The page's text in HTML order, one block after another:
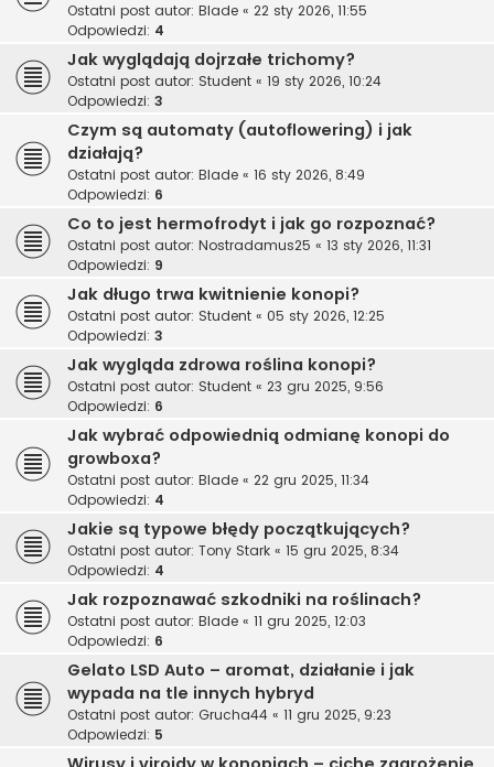
Ostatni post autor: Blade « 22 sty 2026, 11:55
Odpowiedzi: 4
Jak wyglądają dojrzałe trichomy?
Ostatni post autor: Student « 19 sty 2026, 10:24
Odpowiedzi: 3
Czym są automaty (autoflowering) i jak
działają?
Ostatni post autor: Blade « 16 sty 2026, 8:49
Odpowiedzi: 6
Co to jest hermofrodyt i jak go rozpoznać?
Ostatni post autor: Nostradamus25 « 13 sty 2026, 11:31
Odpowiedzi: 9
Jak długo trwa kwitnienie konopi?
Ostatni post autor: Student « 05 sty 2026, 12:25
Odpowiedzi: 3
Jak wygląda zdrowa roślina konopi?
Ostatni post autor: Student « 23 gru 2025, 9:56
Odpowiedzi: 6
Jak wybrać odpowiednią odmianę konopi do
growboxa?
Ostatni post autor: Blade « 22 gru 2025, 11:34
Odpowiedzi: 4
Jakie są typowe błędy początkujących?
Ostatni post autor: Tony Stark « 15 gru 2025, 8:34
Odpowiedzi: 4
Jak rozpoznawać szkodniki na roślinach?
Ostatni post autor: Blade « 11 gru 2025, 12:03
Odpowiedzi: 6
Gelato LSD Auto – aromat, działanie i jak
wypada na tle innych hybryd
Ostatni post autor: Grucha44 « 11 gru 2025, 9:23
Odpowiedzi: 5